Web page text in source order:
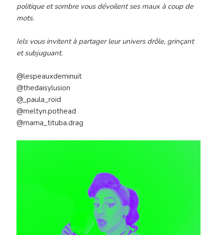
politique et sombre vous dévoilent ses maux à coup de
mots.
Iels vous invitent à partager leur univers drôle, grinçant
et subjuguant.
@lespeauxdeminuit
@thedaisylusion
@_paula_roid
@meltyn.pothead
@mama_tituba.drag